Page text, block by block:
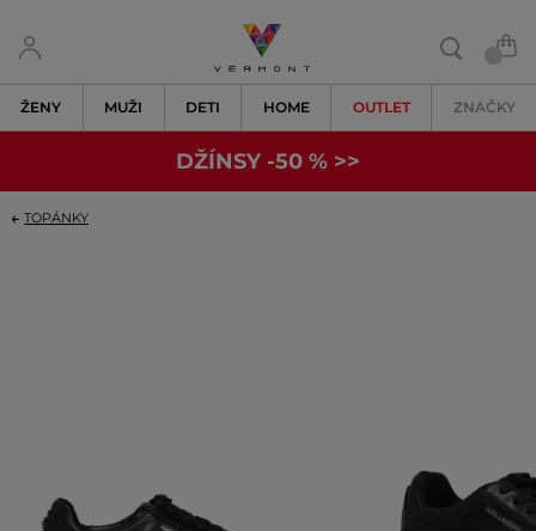
ŽENY MUŽI DETI HOME OUTLET ZNAČKY
DŽÍNSY -50 % >>
TOPÁNKY